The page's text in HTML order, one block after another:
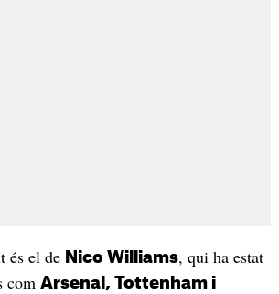
és el de Nico Williams, qui ha estat
com Arsenal, Tottenham i